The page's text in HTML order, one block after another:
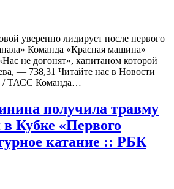
уверенно лидирует после первого
Команда «Красная машина»
не догонят», капитаном которой
— 738,31 Читайте нас в Новости
/ ТАСС Команда…
получила травму
Кубке «Первого
катание :: РБК